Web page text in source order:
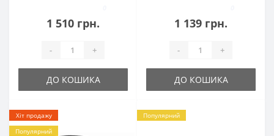
1 510 грн.
- +
ДО КОШИКА
1 139 грн.
- +
ДО КОШИКА
Хіт продажу
Популярний
Популярний